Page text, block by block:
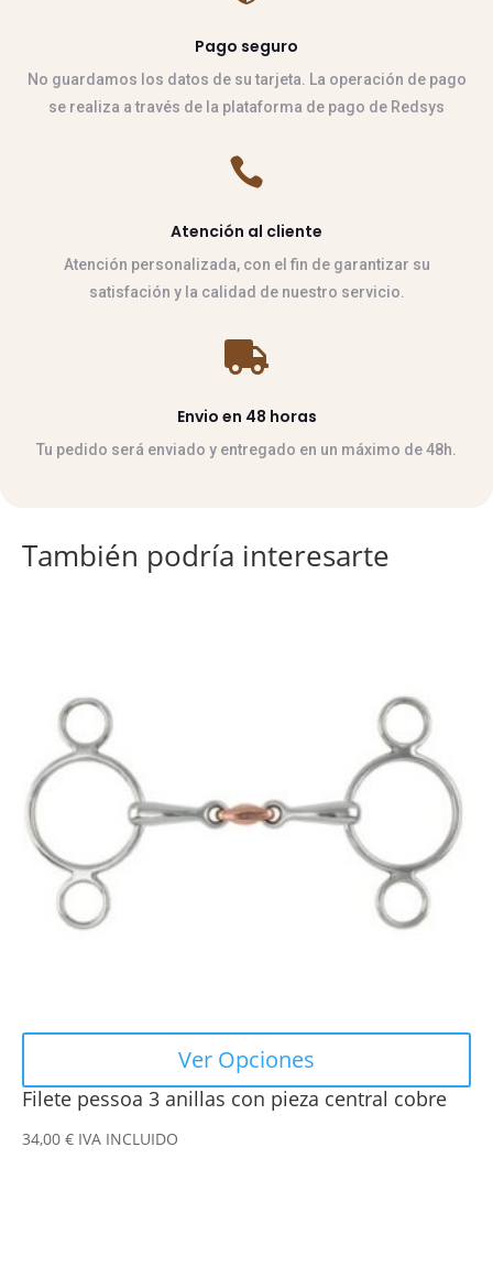
Pago seguro
No guardamos los datos de su tarjeta. La operación de pago
se realiza a través de la plataforma de pago de Redsys

Atención al cliente
Atención personalizada, con el fin de garantizar su
satisfación y la calidad de nuestro servicio.

Envio en 48 horas
Tu pedido será enviado y entregado en un máximo de 48h.
También podría interesarte
Filete pessoa 3 anillas con pieza central cobre
34,00 € IVA INCLUIDO
Ver Opciones
variantes.
opciones
se
pueden
elegir